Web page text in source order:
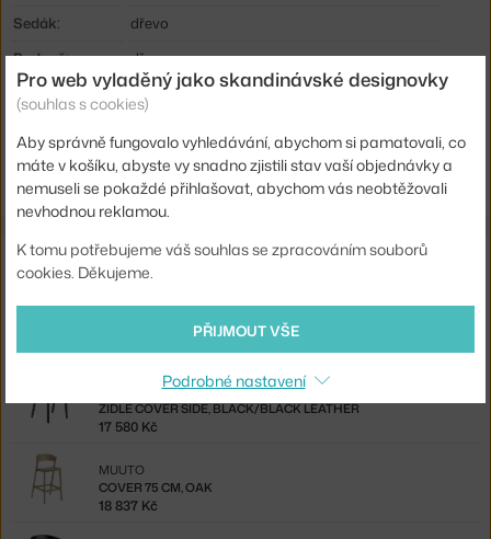
Sedák:
dřevo
Podnož:
dřevo
Info k produktu: Otírejte vlhkým a následně suchým hadříkem.
EAN
5713295972703
Ze stejné kolekce
KŘESLO COVER LOUNGE CHAIR, KŮŽE, COGNAC/OAK
MUUTO
ŽIDLE COVER SIDE, BLACK/BLACK LEATHER
17 580 Kč
COVER 75 CM, OAK
MUUTO
18 837 Kč
Pro web vyladěný jako skandinávské designovky
(souhlas s cookies)
Aby správně fungovalo vyhledávání, abychom si pamatovali, co
máte v košíku, abyste vy snadno zjistili stav vaší objednávky a
nemuseli se pokaždé přihlašovat, abychom vás neobtěžovali
nevhodnou reklamou.
K tomu potřebujeme váš souhlas se zpracováním souborů
cookies. Děkujeme.
PŘIJMOUT VŠE
Podrobné nastavení